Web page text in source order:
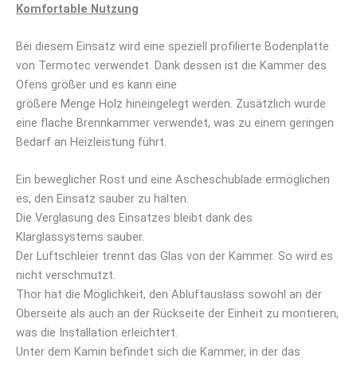
Komfortable Nutzung
Bei diesem Einsatz wird eine speziell profilierte Bodenplatte
von Termotec verwendet. Dank dessen ist die Kammer des
Ofens größer und es kann eine
größere Menge Holz hineingelegt werden. Zusätzlich wurde
eine flache Brennkammer verwendet, was zu einem geringen
Bedarf an Heizleistung führt.
Ein beweglicher Rost und eine Ascheschublade ermöglichen
es, den Einsatz sauber zu halten.
Die Verglasung des Einsatzes bleibt dank des
Klarglassystems sauber.
Der Luftschleier trennt das Glas von der Kammer. So wird es
nicht verschmutzt.
Thor hat die Möglichkeit, den Abluftauslass sowohl an der
Oberseite als auch an der Rückseite der Einheit zu montieren,
was die Installation erleichtert.
Unter dem Kamin befindet sich die Kammer, in der das